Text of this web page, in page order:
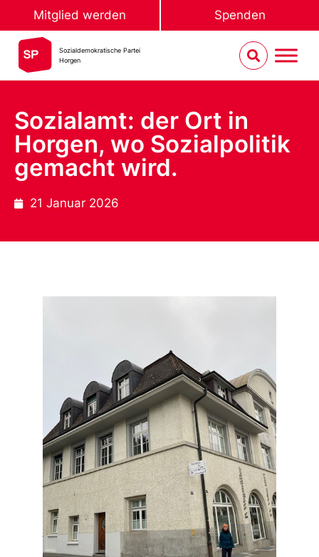
Mitglied werden Spenden
Sozialdemokratische Partei
Horgen
Sozialamt: der Ort in
Horgen, wo Sozialpolitik
gemacht wird.
21 Januar 2026